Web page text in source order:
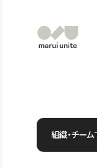
組織・チー